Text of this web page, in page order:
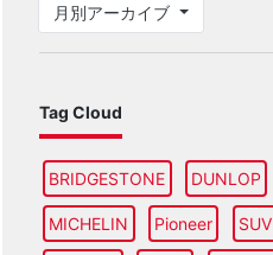
月別アーカイブ
Tag Cloud
BRIDGESTONE DUNLOP
MICHELIN Pioneer SUV